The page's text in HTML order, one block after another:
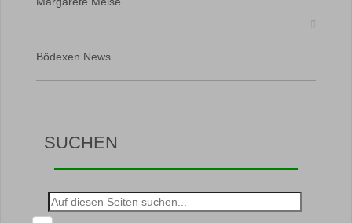
Bödexen News
SUCHEN
Suche
nach: